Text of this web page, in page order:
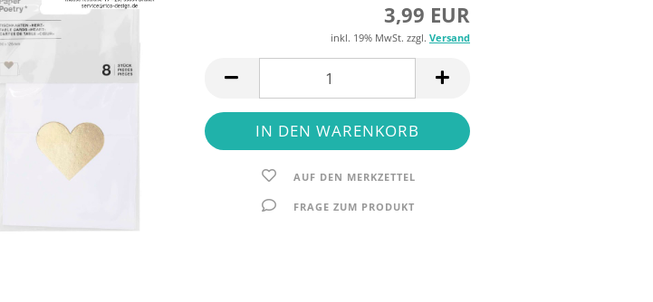
3,99 EUR
inkl. 19% MwSt. zzgl. Versand
AUF DEN MERKZETTEL
FRAGE ZUM PRODUKT